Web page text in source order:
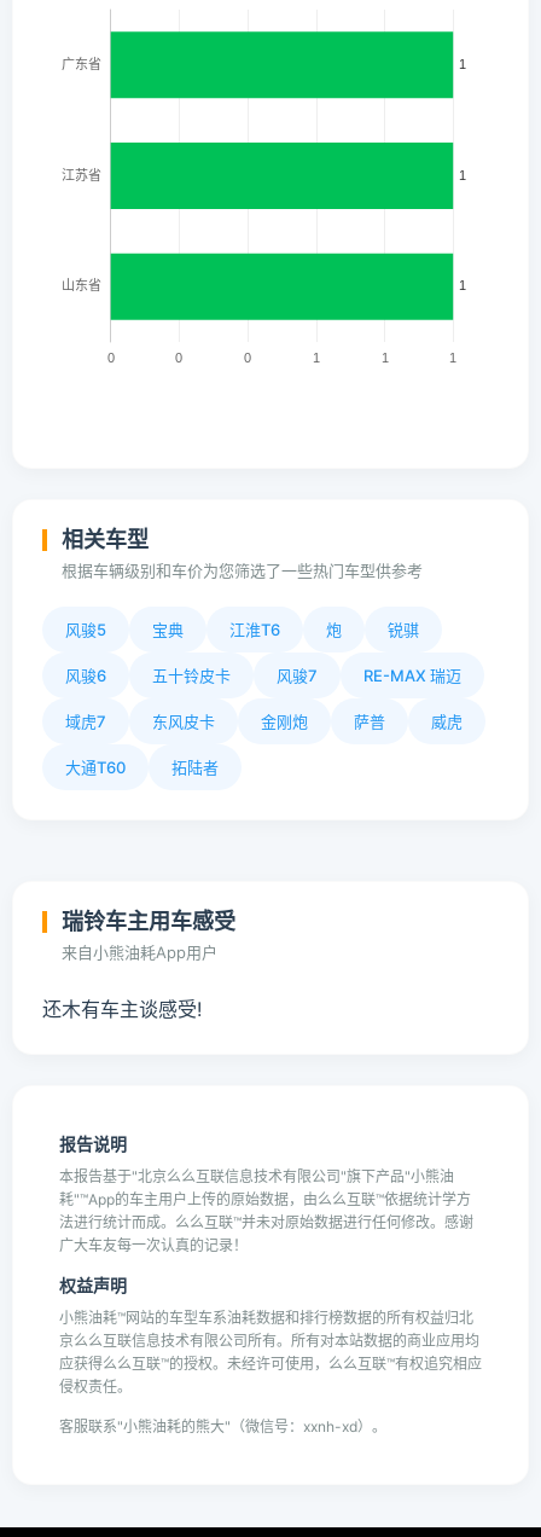
相关车型
根据车辆级别和车价为您筛选了一些热门车型供参考
风骏5 宝典 江淮T6 炮 锐骐
风骏6 五十铃皮卡 风骏7 RE-MAX 瑞迈
域虎7 东风皮卡 金刚炮 萨普 威虎
大通T60 拓陆者
瑞铃车主用车感受
来自小熊油耗App用户
还木有车主谈感受!
报告说明
本报告基于"北京么么互联信息技术有限公司"旗下产品"小熊油
耗"™App的车主用户上传的原始数据，由么么互联™依据统计学方
法进行统计而成。么么互联™并未对原始数据进行任何修改。感谢
广大车友每一次认真的记录！
权益声明
小熊油耗™网站的车型车系油耗数据和排行榜数据的所有权益归北
京么么互联信息技术有限公司所有。所有对本站数据的商业应用均
应获得么么互联™的授权。未经许可使用，么么互联™有权追究相应
侵权责任。
客服联系"小熊油耗的熊大"（微信号：xxnh-xd）。